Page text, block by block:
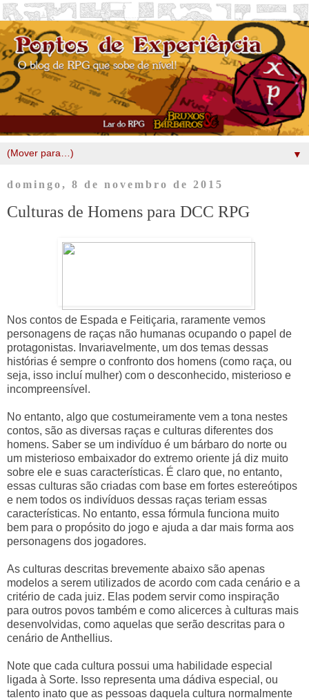
▼
domingo, 8 de novembro de 2015
Culturas de Homens para DCC RPG
Nos contos de Espada e Feitiçaria, raramente vemos
personagens de raças não humanas ocupando o papel de
protagonistas. Invariavelmente, um dos temas dessas
histórias é sempre o confronto dos homens (como raça, ou
seja, isso incluí mulher) com o desconhecido, misterioso e
incompreensível.
No entanto, algo que costumeiramente vem a tona nestes
contos, são as diversas raças e culturas diferentes dos
homens. Saber se um indivíduo é um bárbaro do norte ou
um misterioso embaixador do extremo oriente já diz muito
sobre ele e suas características. É claro que, no entanto,
essas culturas são criadas com base em fortes estereótipos
e nem todos os indivíduos dessas raças teriam essas
características. No entanto, essa fórmula funciona muito
bem para o propósito do jogo e ajuda a dar mais forma aos
personagens dos jogadores.
As culturas descritas brevemente abaixo são apenas
modelos a serem utilizados de acordo com cada cenário e a
critério de cada juiz. Elas podem servir como inspiração
para outros povos também e como alicerces à culturas mais
desenvolvidas, como aquelas que serão descritas para o
cenário de Anthellius.
Note que cada cultura possui uma habilidade especial
ligada à Sorte. Isso representa uma dádiva especial, ou
talento inato que as pessoas daquela cultura normalmente